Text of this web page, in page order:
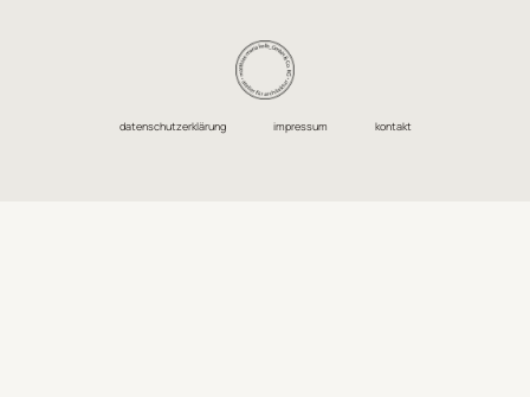
datenschutzerklärung impressum kontakt